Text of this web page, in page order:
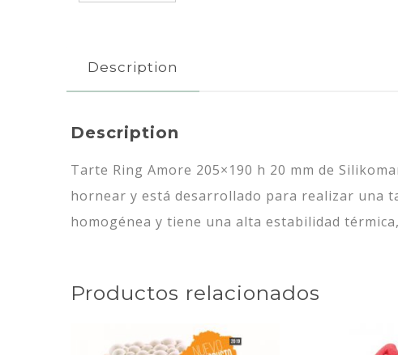
Description
Description
Tarte Ring Amore 205×190 h 20 mm de
hornear y está desarrollado para realizar una
homogénea y tiene una alta estabilidad
Productos relacionados